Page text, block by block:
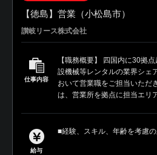
【徳島】営業（小松島市）
讃岐リース株式会社
仕事内容
【職務概要】 四国内に30拠
設機械等レンタルの業界シェ
おいて営業職をご担当いただ
は、営業所を拠点に担当エリ
給与
■経験、スキル、年齢を考慮